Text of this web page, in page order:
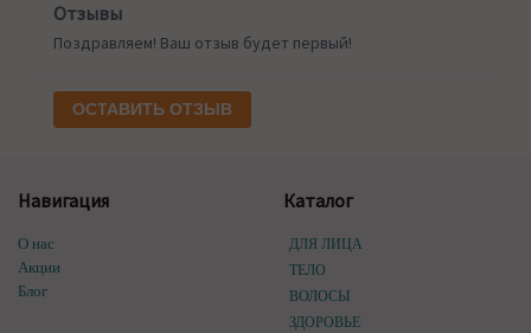
Отзывы
Поздравляем! Ваш отзыв будет первый!
ОСТАВИТЬ ОТЗЫВ
Навигация
О нас
Акции
Блог
Каталог
ДЛЯ ЛИЦА
ТЕЛО
ВОЛОСЫ
ЗДОРОВЬЕ